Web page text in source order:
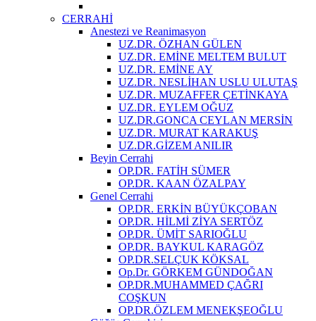
CERRAHİ
Anestezi ve Reanimasyon
UZ.DR. ÖZHAN GÜLEN
UZ.DR. EMİNE MELTEM BULUT
UZ.DR. EMİNE AY
UZ.DR. NESLİHAN USLU ULUTAŞ
UZ.DR. MUZAFFER ÇETİNKAYA
UZ.DR. EYLEM OĞUZ
UZ.DR.GONCA CEYLAN MERSİN
UZ.DR. MURAT KARAKUŞ
UZ.DR.GİZEM ANILIR
Beyin Cerrahi
OP.DR. FATİH SÜMER
OP.DR. KAAN ÖZALPAY
Genel Cerrahi
OP.DR. ERKİN BÜYÜKÇOBAN
OP.DR. HİLMİ ZİYA SERTÖZ
OP.DR. ÜMİT SARIOĞLU
OP.DR. BAYKUL KARAGÖZ
OP.DR.SELÇUK KÖKSAL
Op.Dr. GÖRKEM GÜNDOĞAN
OP.DR.MUHAMMED ÇAĞRI
COŞKUN
OP.DR.ÖZLEM MENEKŞEOĞLU